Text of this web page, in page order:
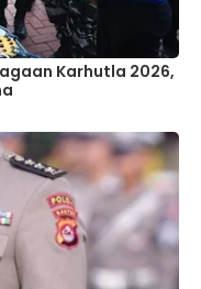
Karhutla 2026,